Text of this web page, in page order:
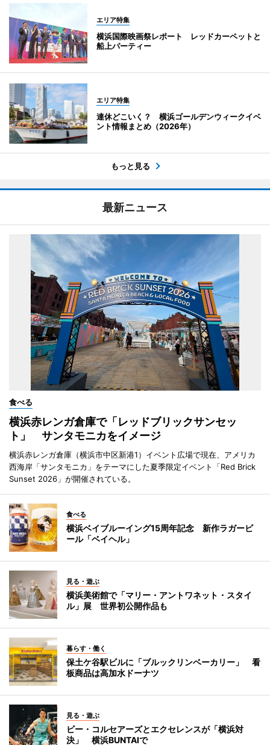
エリア特集
横浜国際映画祭レポート レッドカーペットと
船上パーティー
エリア特集
連休どこいく？ 横浜ゴールデンウィークイベ
ント情報まとめ（2026年）
もっと見る
最新ニュース
食べる
横浜赤レンガ倉庫で「レッドブリックサンセッ
ト」 サンタモニカをイメージ
横浜赤レンガ倉庫（横浜市中区新港1）イベント広場で現在、アメリカ
西海岸「サンタモニカ」をテーマにした夏季限定イベント「Red Brick
Sunset 2026」が開催されている。
食べる
横浜ベイブルーイング15周年記念 新作ラガービ
ール「ベイヘル」
見る・遊ぶ
横浜美術館で「マリー・アントワネット・スタイ
ル」展 世界初公開作品も
暮らす・働く
保土ケ谷駅ビルに「ブルックリンベーカリー」 看
板商品は高加水ドーナツ
見る・遊ぶ
ビー・コルセアーズとエクセレンスが「横浜対
決」 横浜BUNTAIで